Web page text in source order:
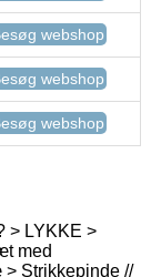
webshop
webshop
webshop
> LYKKE >
med
Strikkepinde //